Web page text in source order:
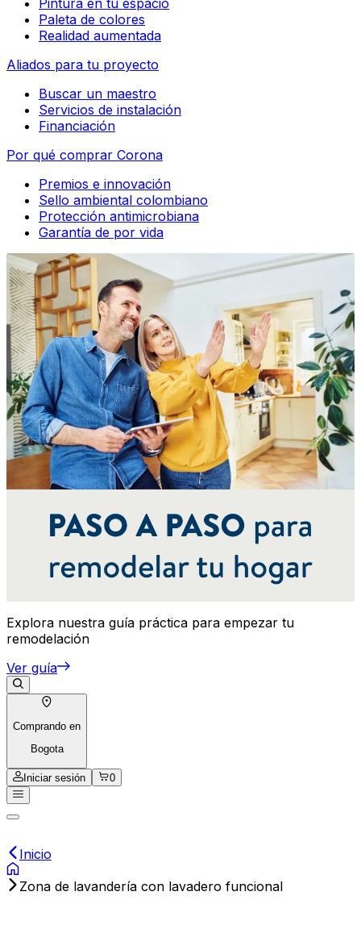
Pintura en tu espacio
Paleta de colores
Realidad aumentada
Aliados para tu proyecto
Buscar un maestro
Servicios de instalación
Financiación
Por qué comprar Corona
Premios e innovación
Sello ambiental colombiano
Protección antimicrobiana
Garantía de por vida
Explora nuestra guía práctica para empezar tu
remodelación
Ver guía
Comprando en
Bogota
Iniciar sesión 0
Inicio
Zona de lavandería con lavadero funcional